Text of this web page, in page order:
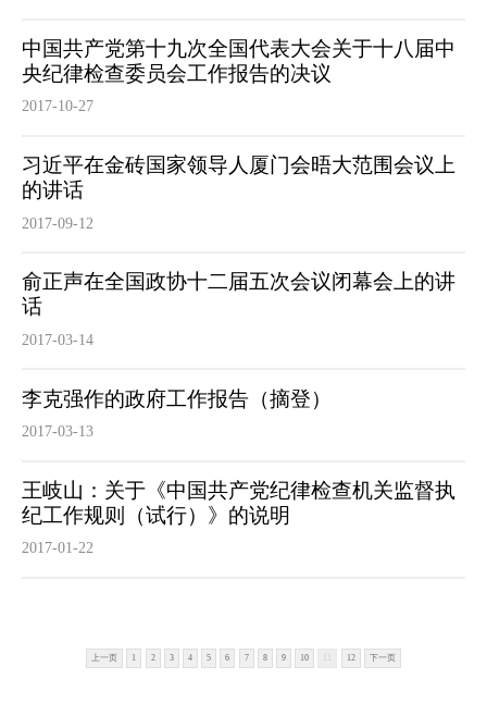
中国共产党第十九次全国代表大会关于十八届中
央纪律检查委员会工作报告的决议
2017-10-27
习近平在金砖国家领导人厦门会晤大范围会议上
的讲话
2017-09-12
俞正声在全国政协十二届五次会议闭幕会上的讲
话
2017-03-14
李克强作的政府工作报告（摘登）
2017-03-13
王岐山：关于《中国共产党纪律检查机关监督执
纪工作规则（试行）》的说明
2017-01-22
上一页 1 2 3 4 5 6 7 8 9 10 12 下一页